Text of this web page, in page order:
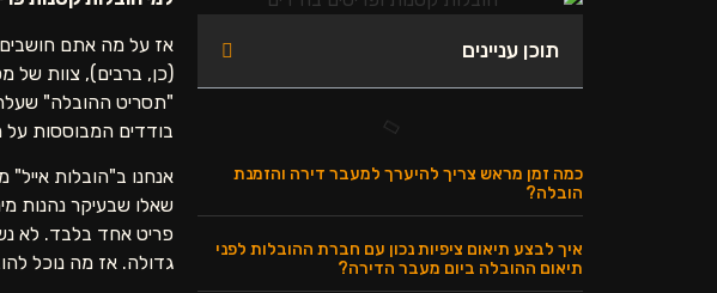
תוכן עניינים
כמה זמן מראש צריך להיערך למעבר דירה והזמנת
הובלה?
איך לבצע תיאום ציפיות נכון עם חברת ההובלות לפני
תיאום ההובלה ביום מעבר הדירה?
אז על מה אתם חושבים
(כן, ברבים), צוות של
"תסריט ההובלה"
בודדים המבוססות על
אנחנו ב"הובלות
שאלו שבעיקר נהנות
פריט אחד בלבד. לא
גדולה. אז מה נוכל